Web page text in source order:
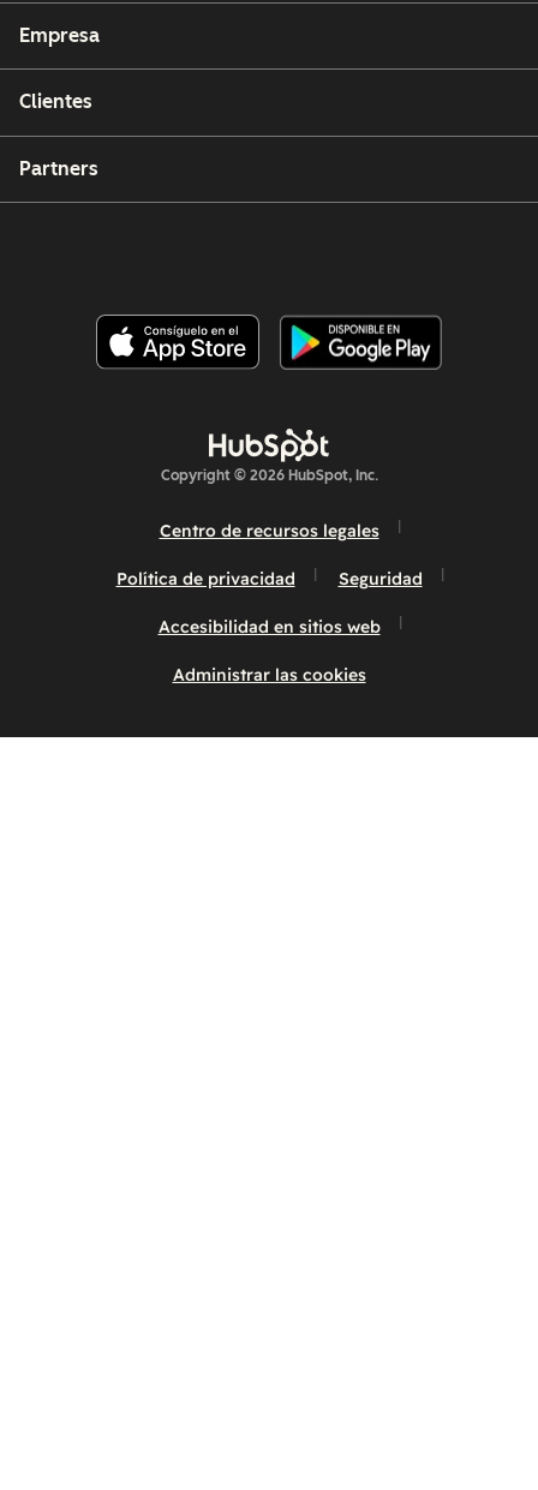
Empresa
Clientes
Partners
Copyright © 2026 HubSpot, Inc.
Centro de recursos legales
Política de privacidad Seguridad
Accesibilidad en sitios web
Administrar las cookies